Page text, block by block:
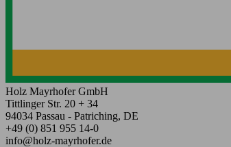
Holz Mayrhofer GmbH
Tittlinger Str. 20 + 34
94034 Passau - Patriching, DE
+49 (0) 851 955 14-0
info@holz-mayrhofer.de